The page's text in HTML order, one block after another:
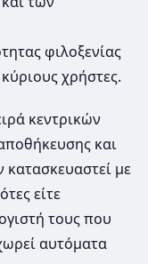
φιλοξενίας
χρήστες.
κεντρικών
και
κατασκευαστεί με
είτε
τους που
αυτόματα